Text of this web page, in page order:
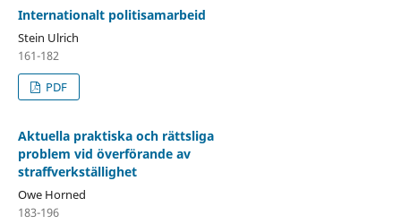
Internationalt politisamarbeid
Stein Ulrich
161-182
PDF
Aktuella praktiska och rättsliga
problem vid överförande av
straffverkställighet
Owe Horned
183-196